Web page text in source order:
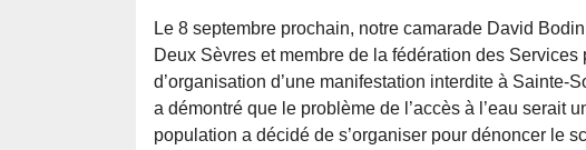
Le 8 septembre prochain, notre camarade David
Deux Sèvres et membre de la fédération des
d’organisation d’une manifestation interdite à
a démontré que le problème de l’accès à l’eau serait
population a décidé de s’organiser pour dénoncer le